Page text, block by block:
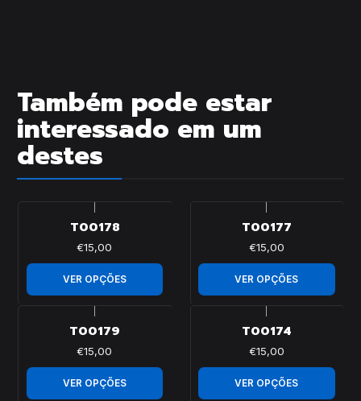
Também pode estar
interessado em um
destes
T00178
€15,00
VER OPÇÕES
T00177
€15,00
VER OPÇÕES
T00179
€15,00
VER OPÇÕES
T00174
€15,00
VER OPÇÕES